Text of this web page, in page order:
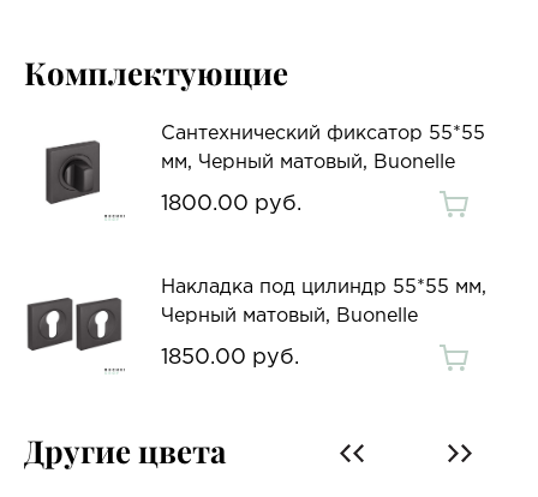
Комплектующие
Сантехнический фиксатор 55*55
мм, Черный матовый, Buonelle
1800.00 руб.
Накладка под цилиндр 55*55 мм,
Черный матовый, Buonelle
1850.00 руб.
Другие цвета